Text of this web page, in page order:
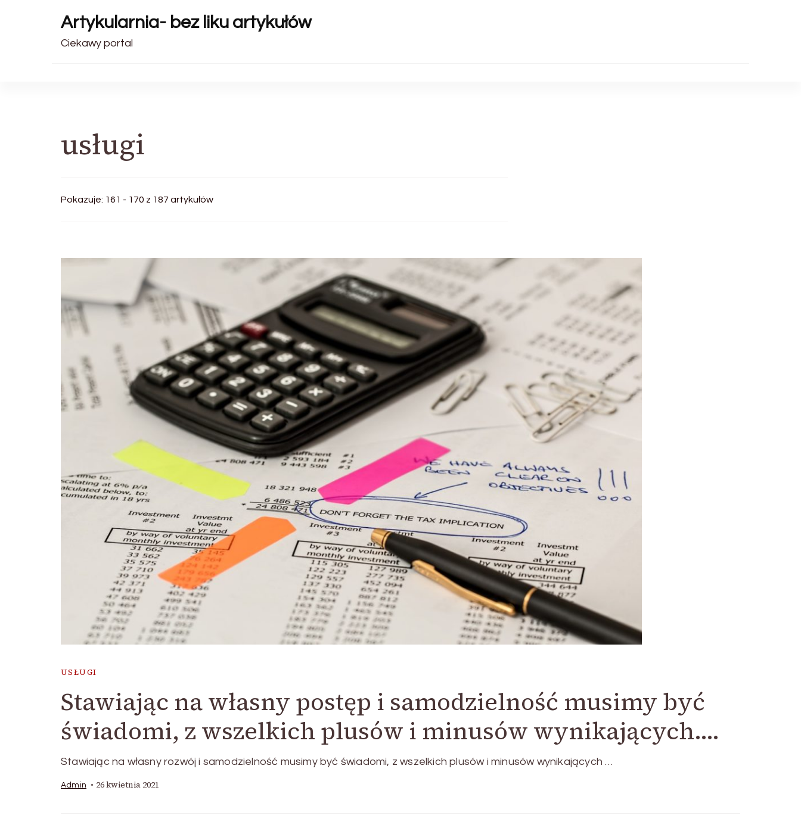
Artykularnia- bez liku artykułów
Ciekawy portal
usługi
Pokazuje: 161 - 170 z 187 artykułów
USŁUGI
Stawiając na własny postęp i samodzielność musimy być
świadomi, z wszelkich plusów i minusów wynikających….
Stawiając na własny rozwój i samodzielność musimy być świadomi, z wszelkich plusów i minusów wynikających …
Admin 26 kwietnia 2021